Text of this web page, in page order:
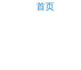
首页